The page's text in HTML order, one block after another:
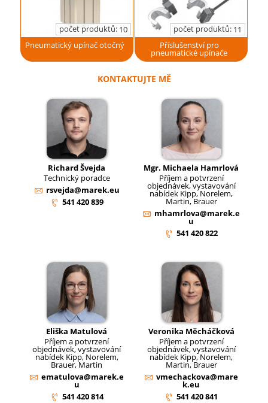
počet produktů: 10
Pneumatický upínač otočný
počet produktů: 11
Příslušenství pro
pneumatické upínače
KONTAKTUJTE MĚ
Richard Švejda
Technický poradce
rsvejda@marek.eu
541 420 839
Mgr. Michaela Hamrlová
Příjem a potvrzení
objednávek, vystavování
nabídek Kipp, Norelem,
Martin, Brauer
mhamrlova@marek.e
u
541 420 822
Eliška Matulová
Příjem a potvrzení
objednávek, vystavování
nabídek Kipp, Norelem,
Brauer, Martin
ematulova@marek.e
u
541 420 814
Veronika Měcháčková
Příjem a potvrzení
objednávek, vystavování
nabídek Kipp, Norelem,
Martin, Brauer
vmechackova@mare
k.eu
541 420 841